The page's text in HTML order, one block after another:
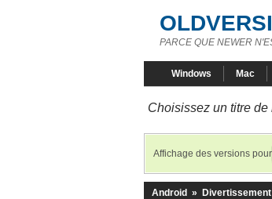
PARCE QUE NEWER
Windows Mac
Choisissez un titre de
Affichage des versions pour
Android » Divertissement